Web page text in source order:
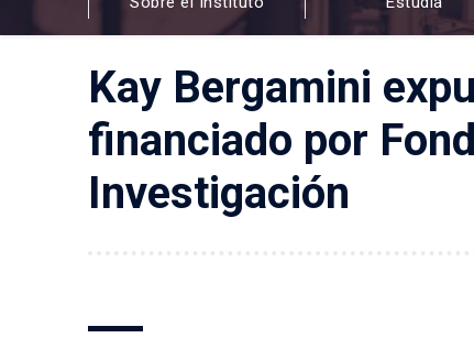
FACULTAD DE ARQUITECTURA, DISEÑO Y
Kay Bergamini
financiado por
Investigación